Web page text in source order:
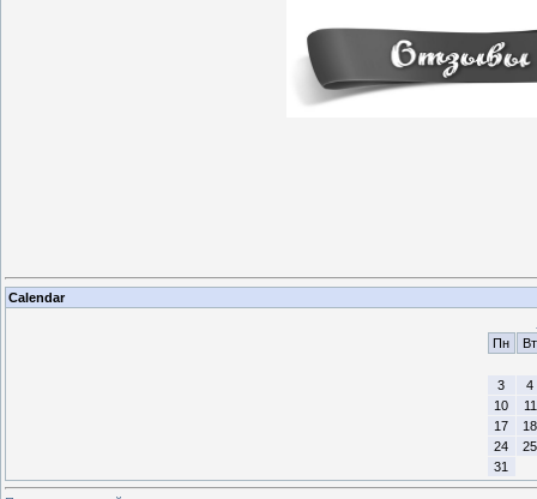
Calendar
Пн
Вт
3
4
10
11
17
18
24
25
31